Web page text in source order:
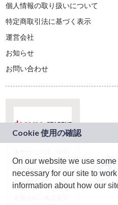
個人情報の取り扱いについて
特定商取引法に基づく表示
運営会社
お知らせ
お問い合わせ
ドコモグループの新
規事業創出プログラ
ム「docomo
STARTUP」を通じて
On our website we use
necessary for our site to
information about how our